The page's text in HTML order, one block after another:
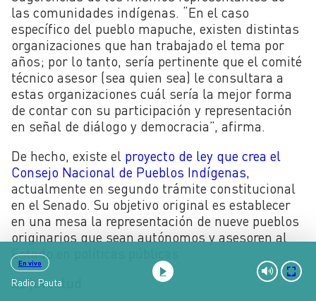
las comunidades indígenas. “En el caso
específico del pueblo mapuche, existen distintas
organizaciones que han trabajado el tema por
años; por lo tanto, sería pertinente que el comité
técnico asesor (sea quien sea) le consultara a
estas organizaciones cuál sería la mejor forma
de contar con su participación y representación
en señal de diálogo y democracia”, afirma.
De hecho, existe el proyecto de ley que crea el
Consejo Nacional de Pueblos Indígenas,
actualmente en segundo trámite constitucional
en el Senado. Su objetivo original es establecer
en una mesa la representación de nueve pueblos
originarios que sean autónomos y asesoren al
Estado en políticas públicas.
La juventud
En vivo
Radio Pauta